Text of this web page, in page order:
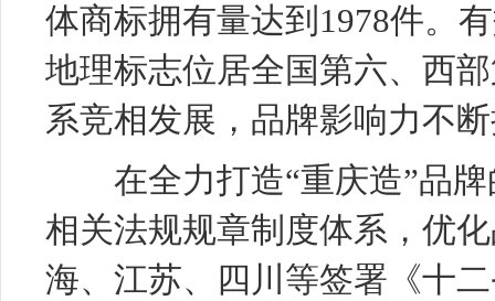
体商标拥有量达到1978件。
地理标志位居全国第六、西
系竞相发展，品牌影响力不
在全力打造“重庆造”品牌
相关法规规章制度体系，优
海、江苏、四川等签署《十